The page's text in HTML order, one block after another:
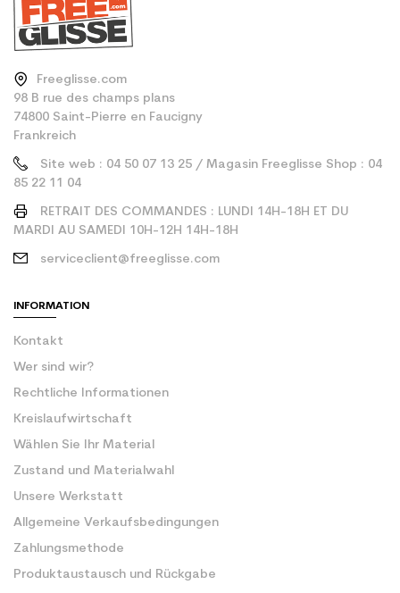
Freeglisse.com
98 B rue des champs plans
74800 Saint-Pierre en Faucigny
Frankreich
Site web : 04 50 07 13 25 / Magasin Freeglisse Shop : 04
85 22 11 04
RETRAIT DES COMMANDES : LUNDI 14H-18H ET DU
MARDI AU SAMEDI 10H-12H 14H-18H
serviceclient@freeglisse.com
INFORMATION
Kontakt
Wer sind wir?
Rechtliche Informationen
Kreislaufwirtschaft
Wählen Sie Ihr Material
Zustand und Materialwahl
Unsere Werkstatt
Allgemeine Verkaufsbedingungen
Zahlungsmethode
Produktaustausch und Rückgabe